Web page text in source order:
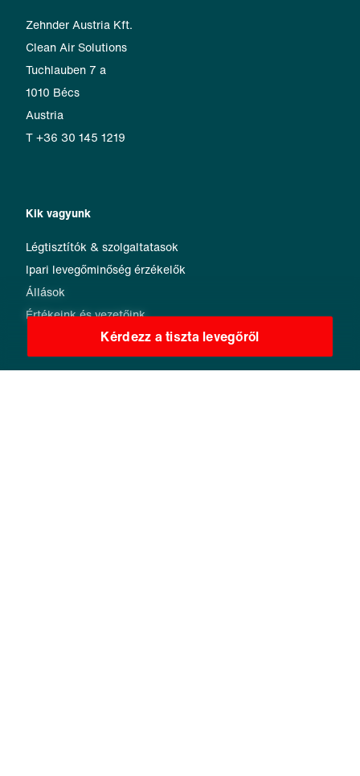
Kérdezz a tiszta levegőről
Zehnder Austria Kft.
Clean Air Solutions
Tuchlauben 7 a
1010 Bécs
Austria
T +36 30 145 1219
Kik vagyunk
Légtisztítók & szolgaltatasok
Ipari levegőminőség érzékelők
Állások
Értékeink és vezetőink